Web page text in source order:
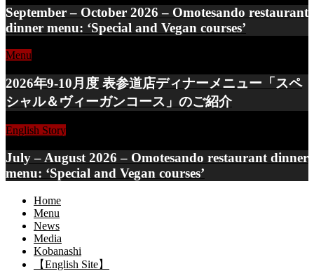
September – October 2026 – Omotesando restaurant
dinner menu: ‘Special and Vegan courses’
Menu
2026年9-10月度 表参道店ディナーメニュー「スペ
シャル＆ヴィーガンコース」のご紹介
English Story
July – August 2026 – Omotesando restaurant dinner
menu: ‘Special and Vegan courses’
Home
Menu
News
Media
Kobanashi
【English Site】